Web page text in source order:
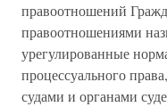
правоотношений
правоотношениями
урегулированные
процессуального
судами и органами